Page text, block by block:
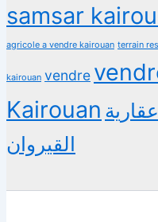
samsar
agricole a vendre kairouan terrain
kairouan vendre
Kairouan
القيروان